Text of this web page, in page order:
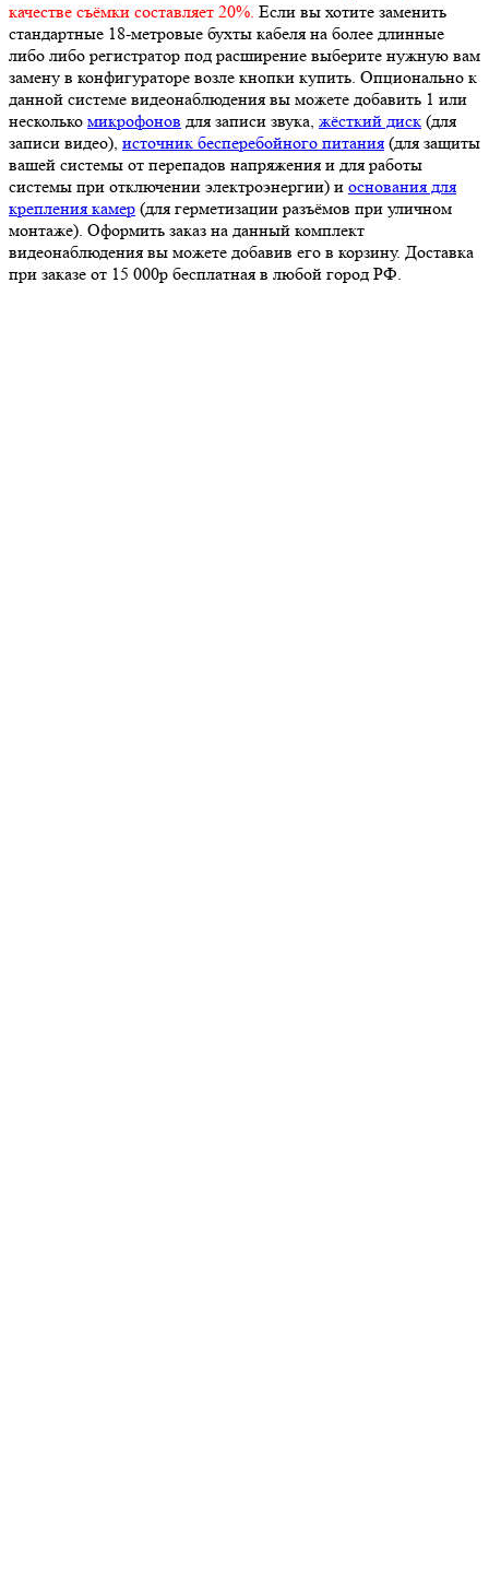
качестве съёмки составляет 20%. Если вы хотите заменить
стандартные 18-метровые бухты кабеля на более длинные
либо либо регистратор под расширение выберите нужную вам
замену в конфигураторе возле кнопки купить. Опционально к
данной системе видеонаблюдения вы можете добавить 1 или
несколько микрофонов для записи звука, жёсткий диск (для
записи видео), источник бесперебойного питания (для защиты
вашей системы от перепадов напряжения и для работы
системы при отключении электроэнергии) и основания для
крепления камер (для герметизации разъёмов при уличном
монтаже). Оформить заказ на данный комплект
видеонаблюдения вы можете добавив его в корзину. Доставка
при заказе от 15 000р бесплатная в любой город РФ.